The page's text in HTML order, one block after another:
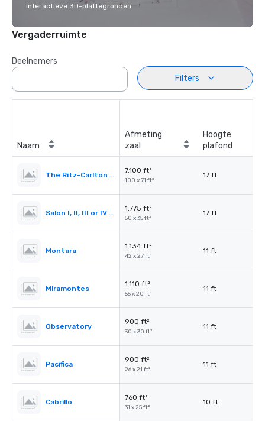
interactieve 3D-plattegronden.
Vergaderruimte
Deelnemers
Filters
Naam
Afmeting
zaal
Hoogte
plafond
The Ritz-Carlton Ballroom
7.100 ft²
100 x 71 ft²
17 ft
Salon I, II, III or IV (Ballroom)
1.775 ft²
50 x 35 ft²
17 ft
Montara
1.134 ft²
42 x 27 ft²
11 ft
Miramontes
1.110 ft²
55 x 20 ft²
11 ft
Observatory
900 ft²
30 x 30 ft²
11 ft
Pacifica
900 ft²
26 x 21 ft²
11 ft
Cabrillo
760 ft²
31 x 25 ft²
10 ft